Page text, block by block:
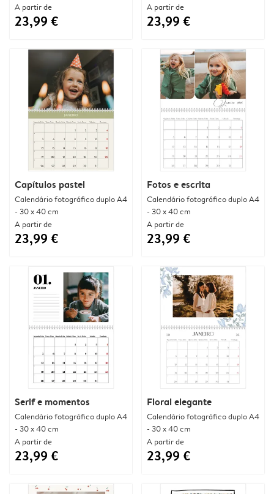
A partir de
23,99 €
A partir de
23,99 €
Capítulos pastel
Calendário fotográfico duplo A4
- 30 x 40 cm
A partir de
23,99 €
Fotos e escrita
Calendário fotográfico duplo A4
- 30 x 40 cm
A partir de
23,99 €
Serif e momentos
Calendário fotográfico duplo A4
- 30 x 40 cm
A partir de
23,99 €
Floral elegante
Calendário fotográfico duplo A4
- 30 x 40 cm
A partir de
23,99 €